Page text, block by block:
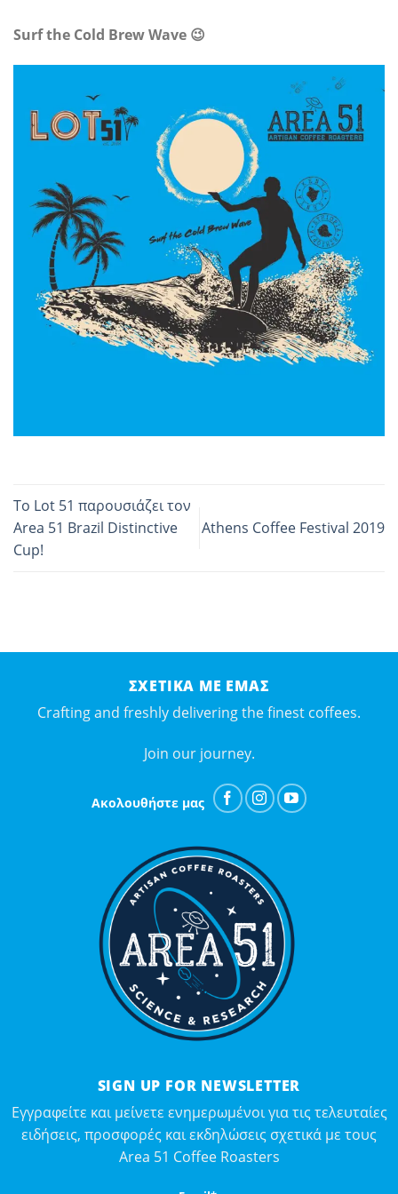
Surf the Cold Brew Wave 😉
Το Lot 51 παρουσιάζει τον
Area 51 Brazil Distinctive
Cup!
Athens Coffee Festival 2019
ΣΧΕΤΙΚΆ ΜΕ ΕΜΆΣ
Crafting and freshly delivering the finest coffees.
Join our journey.
Ακολουθήστε μας
SIGN UP FOR NEWSLETTER
Εγγραφείτε και μείνετε ενημερωμένοι για τις τελευταίες
ειδήσεις, προσφορές και εκδηλώσεις σχετικά με τους
Area 51 Coffee Roasters